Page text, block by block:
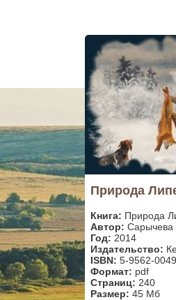
Природа
Книга: Природа
Автор: Сарычева
Год: 2014
Издательство:
ISBN: 5-9562-
Формат: pdf
Страниц: 240
Размер: 45 Мб